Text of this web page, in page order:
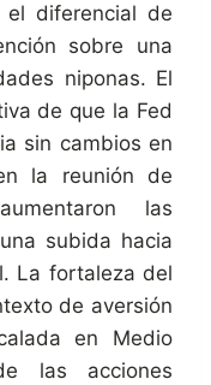
el diferencial de
sobre una
niponas. El
de que la Fed
sin cambios en
la reunión de
las
subida hacia
La fortaleza del
de aversión
en Medio
las acciones